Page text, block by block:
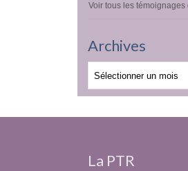
Voir tous les témoignages
Archives
La PTR